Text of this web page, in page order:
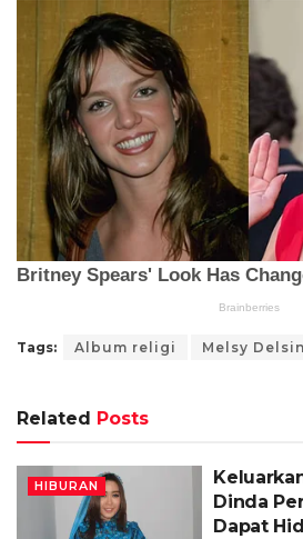
Tags: Album religi Melsy
Related Posts
HIBURAN
Dinda
Dapat